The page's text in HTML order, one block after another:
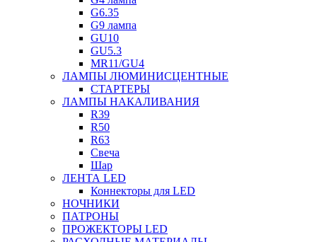
G6.35
G9 лампа
GU10
GU5.3
MR11/GU4
ЛАМПЫ ЛЮМИНИСЦЕНТНЫЕ
СТАРТЕРЫ
ЛАМПЫ НАКАЛИВАНИЯ
R39
R50
R63
Свеча
Шар
ЛЕНТА LED
Коннекторы для LED
НОЧНИКИ
ПАТРОНЫ
ПРОЖЕКТОРЫ LED